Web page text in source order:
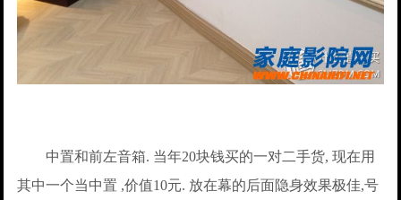
中置和前左音箱. 当年20块钱买的一对二手货, 现在用
其中一个当中置 ,价值10元. 放在幕的后面隐身效果极佳,号